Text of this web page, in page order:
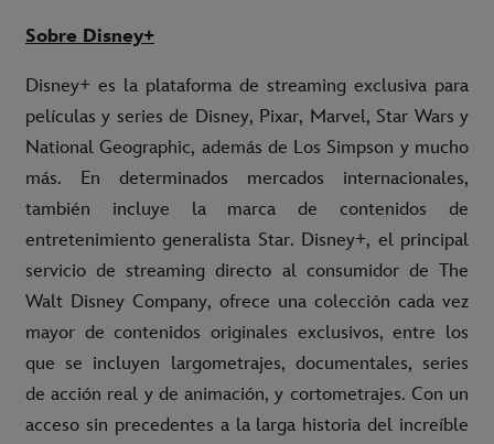
Sobre Disney+
Disney+ es la plataforma de streaming exclusiva para
películas y series de Disney, Pixar, Marvel, Star Wars y
National Geographic, además de Los Simpson y mucho
más. En determinados mercados internacionales,
también incluye la marca de contenidos de
entretenimiento generalista Star. Disney+, el principal
servicio de streaming directo al consumidor de The
Walt Disney Company, ofrece una colección cada vez
mayor de contenidos originales exclusivos, entre los
que se incluyen largometrajes, documentales, series
de acción real y de animación, y cortometrajes. Con un
acceso sin precedentes a la larga historia del increíble